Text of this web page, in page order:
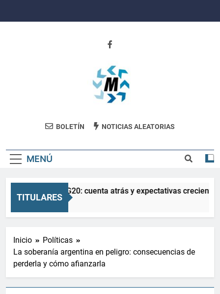
Revista
BOLETÍN NOTICIAS ALEATORIAS
MENÚ
TITULARES
La Salud en el G20: cuenta atrás y expectativas crecientes
3 Meses Atrás
Inicio
Políticas
La soberanía argentina en peligro: consecuencias de
perderla y cómo afianzarla